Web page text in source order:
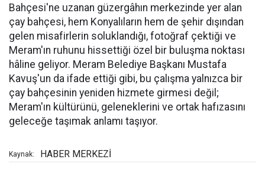
Bahçesi'ne uzanan güzergâhın merkezinde yer alan
çay bahçesi, hem Konyalıların hem de şehir dışından
gelen misafirlerin soluklandığı, fotoğraf çektiği ve
Meram'ın ruhunu hissettiği özel bir buluşma noktası
hâline geliyor. Meram Belediye Başkanı Mustafa
Kavuş'un da ifade ettiği gibi, bu çalışma yalnızca bir
çay bahçesinin yeniden hizmete girmesi değil;
Meram'ın kültürünü, geleneklerini ve ortak hafızasını
geleceğe taşımak anlamı taşıyor.
Kaynak: HABER MERKEZİ